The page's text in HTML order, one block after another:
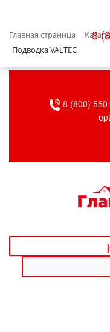
8
Главная страница
Подводка VALTEC
БЫТОВАЯ ТЕХНИКА
ВЕНТИЛЯЦИЯ
ДАЧА, САД И
ДЕТСКИЕ ТОВАРЫ
8 (800)